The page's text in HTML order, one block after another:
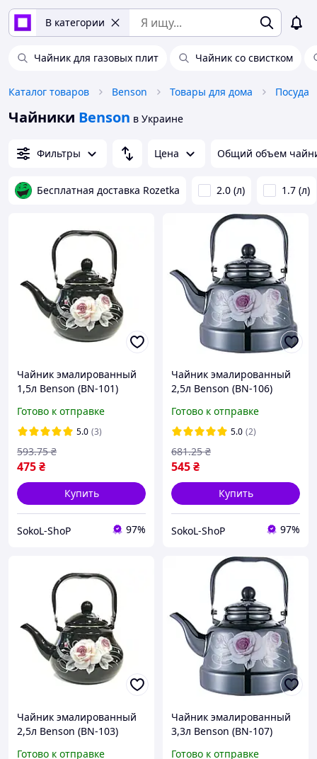
В категории
Чайник для газовых плит Чайник со свистком
Каталог товаров Benson Товары для дома Посуда
Чайники Benson в Украине
Фильтры Цена Общий объем
Бесплатная доставка Rozetka 2.0 (л) 1.7 (л)
Чайник эмалированный
1,5л Benson (BN-101)
Готово к отправке
5.0 (3)
475₴
593.75 ₴
Купить
SokoL-ShoP 97%
Чайник эмалированный
2,5л Benson (BN-106)
Готово к отправке
5.0 (2)
545₴
681.25 ₴
Купить
SokoL-ShoP 97%
Чайник эмалированный
2,5л Benson (BN-103)
Готово к отправке
Чайник эмалированный
3,3л Benson (BN-107)
Готово к отправке